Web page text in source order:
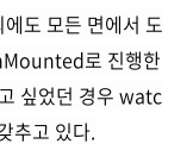
도 모든 면에서 도
로 진행한
싶었던 경우 watc
추고 있다.